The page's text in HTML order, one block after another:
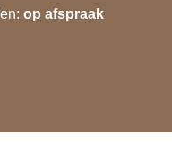
op afspraak